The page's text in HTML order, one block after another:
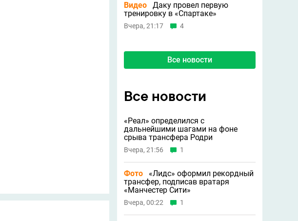
Видео
Даку провел первую
тренировку в «Спартаке»
Вчера, 21:17 4
Все новости
Все новости
«Реал» определился с
дальнейшими шагами на фоне
срыва трансфера Родри
Вчера, 21:56 1
Фото
«Лидс» оформил рекордный
трансфер, подписав вратаря
«Манчестер Сити»
Вчера, 00:22 1